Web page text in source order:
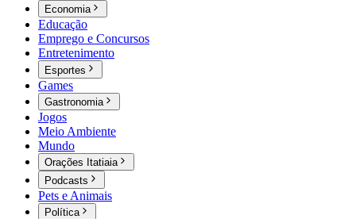
Economia
Educação
Emprego e Concursos
Entretenimento
Esportes
Games
Gastronomia
Jogos
Meio Ambiente
Mundo
Orações Itatiaia
Podcasts
Pets e Animais
Política